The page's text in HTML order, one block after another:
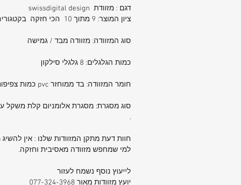
דגם : מזוודת swissdigital design
ציון המוצר: 9 מתוך 10 הכי חזקה בקטגוריה
סוג המזוודה: מזוודה מבד / גמישה
כמות הגלגלים: 8 גלגלי סילקון
חומר המזוודה: בד ממוחזר pvc כמות צפיפות הבד 2400 גרם . מצויין לאיכות הסביבה ומשקל הכי קל שניתן להשיג.
סוג מסגרת: מסגרת אלומניום קלת משקל
.
חוות דעת מתקן המזוודות שלנו : אין
למי שמחפש מזוודה מאסיבית וחזקה.
לייעוץ נוסף נשמח לעזור
יועץ מזוודות מאור 077-324-3968